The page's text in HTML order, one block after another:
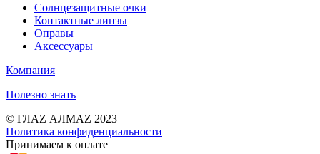
Солнцезащитные очки
Контактные линзы
Оправы
Аксессуары
Компания
Полезно знать
© ГЛАZ АЛМАZ 2023
Политика конфиденциальности
Принимаем к оплате